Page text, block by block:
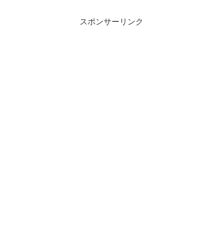
スポンサーリンク